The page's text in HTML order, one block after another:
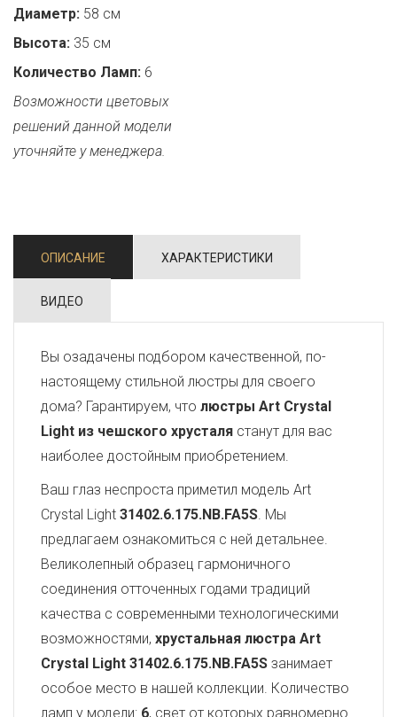
Диаметр: 58 см
Высота: 35 см
Количество Ламп: 6
Возможности цветовых
решений данной модели
уточняйте у менеджера.
ОПИСАНИЕ ХАРАКТЕРИСТИКИ
ВИДЕО
Вы озадачены подбором качественной, по-
настоящему стильной люстры для своего
дома? Гарантируем, что люстры Art Crystal
Light из чешского хрусталя станут для вас
наиболее достойным приобретением.
Ваш глаз неспроста приметил модель Art
Crystal Light 31402.6.175.NB.FA5S. Мы
предлагаем ознакомиться с ней детальнее.
Великолепный образец гармоничного
соединения отточенных годами традиций
качества с современными технологическими
возможностями, хрустальная люстра Art
Crystal Light 31402.6.175.NB.FA5S занимает
особое место в нашей коллекции. Количество
ламп у модели: 6, свет от которых равномерно